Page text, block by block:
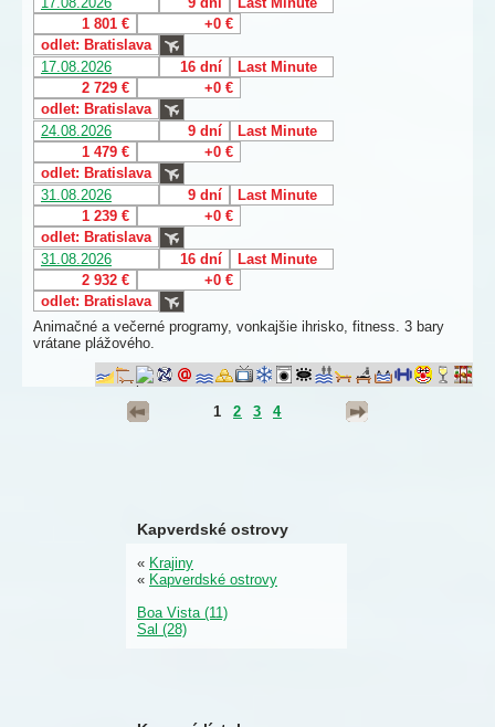
1 801 €
+0 €
odlet: Bratislava
17.08.2026
16 dní
Last Minute
2 729 €
+0 €
odlet: Bratislava
24.08.2026
9 dní
Last Minute
1 479 €
+0 €
odlet: Bratislava
31.08.2026
9 dní
Last Minute
1 239 €
+0 €
odlet: Bratislava
31.08.2026
16 dní
Last Minute
2 932 €
+0 €
odlet: Bratislava
Animačné a večerné programy, vonkajšie ihrisko, fitness. 3 bary
vrátane plážového.
1 2 3 4
Kapverdské ostrovy
« Krajiny
« Kapverdské ostrovy
Boa Vista (11)
Sal (28)